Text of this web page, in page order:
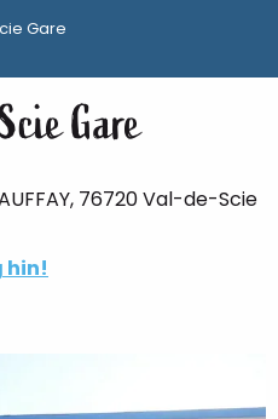
Gare
Gare
76720 Val-de-Scie
hin!